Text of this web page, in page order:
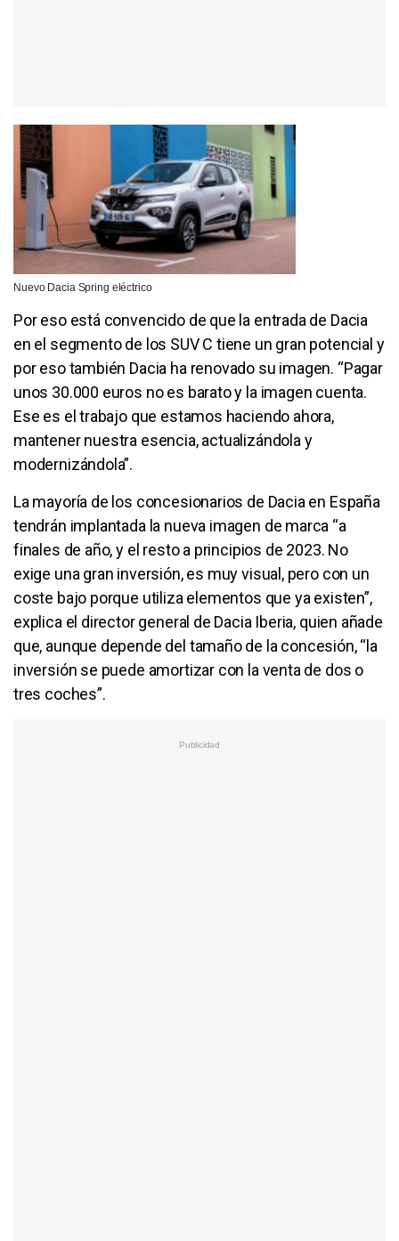
Nuevo Dacia Spring eléctrico
Por eso está convencido de que la entrada de Dacia
en el segmento de los SUV C tiene un gran potencial y
por eso también Dacia ha renovado su imagen. “Pagar
unos 30.000 euros no es barato y la imagen cuenta.
Ese es el trabajo que estamos haciendo ahora,
mantener nuestra esencia, actualizándola y
modernizándola”.
La mayoría de los concesionarios de Dacia en España
tendrán implantada la nueva imagen de marca “a
finales de año, y el resto a principios de 2023. No
exige una gran inversión, es muy visual, pero con un
coste bajo porque utiliza elementos que ya existen”,
explica el director general de Dacia Iberia, quien añade
que, aunque depende del tamaño de la concesión, “la
inversión se puede amortizar con la venta de dos o
tres coches”.